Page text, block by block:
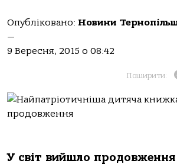
Опубліковано: Новини
—
9 Вересня, 2015 о 08:42
Поширити:
У світ вийшло продовження